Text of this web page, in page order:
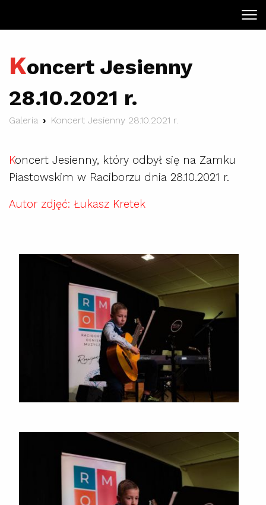
Koncert Jesienny
28.10.2021 r.
Galeria Koncert Jesienny 28.10.2021 r.
Koncert Jesienny, który odbył się na Zamku
Piastowskim w Raciborzu dnia 28.10.2021 r.
Autor zdjęć: Łukasz Kretek